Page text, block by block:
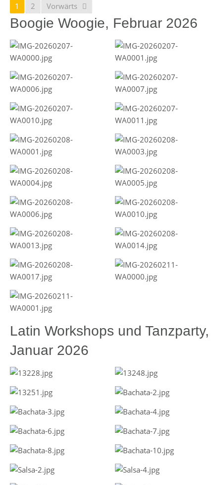
1 2 Vorwärts
Boogie Woogie, Februar 2026
Latin Workshops und Tanzparty,
Januar 2026